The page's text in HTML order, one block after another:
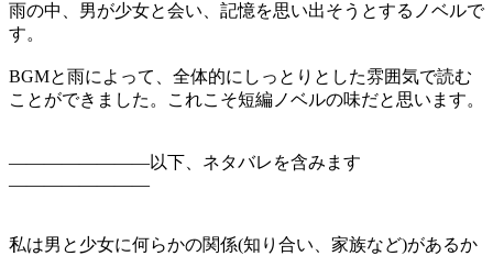
雨の中、男が少女と会い、記憶を思い出そうとするノベルで
す。
BGMと雨によって、全体的にしっとりとした雰囲気で読む
ことができました。これこそ短編ノベルの味だと思います。
――――――――以下、ネタバレを含みます
――――――――
私は男と少女に何らかの関係(知り合い、家族など)があるか